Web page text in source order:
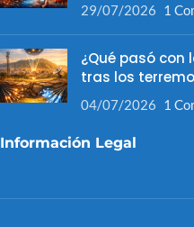
29/07/2026 1
¿Qué pasó con
tras los
04/07/2026 1
Información Legal